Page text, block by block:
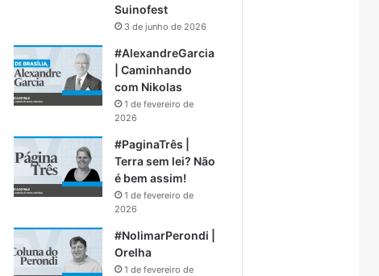
Suinofest
3 de junho de 2026
#AlexandreGarcia
| Caminhando
com Nikolas
1 de fevereiro de
2026
#PaginaTrês |
Terra sem lei? Não
é bem assim!
1 de fevereiro de
2026
#NolimarPerondi |
Orelha
1 de fevereiro de